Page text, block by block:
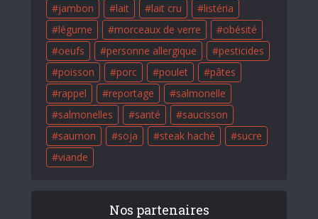
jambon
lait lait cru
listéria
légume
morceaux de verre
obésité
oeufs
personne allergique
pesticides
poisson
porc poulet
pâtes
rappel
reportage
salmonelle
salmonelles
santé
saucisson
saumon
soja steak haché
sucre
viande
Nos partenaires